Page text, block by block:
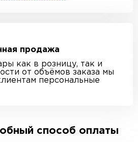
продажа
как в розницу, так и
от объёмов заказа мы
персональные
способ оплаты